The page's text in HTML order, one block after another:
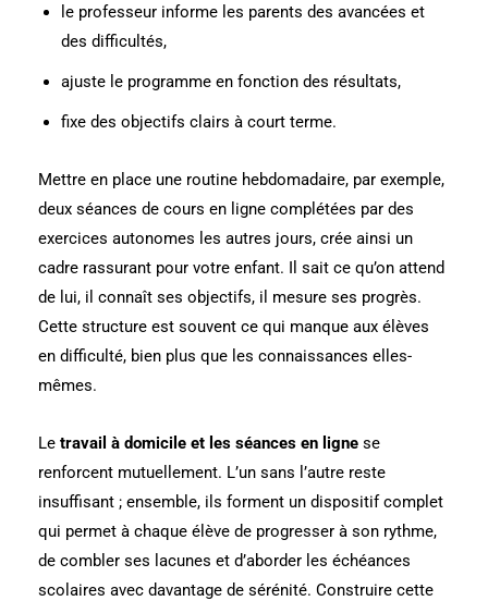
le professeur informe les parents des avancées et
des difficultés,
ajuste le programme en fonction des résultats,
fixe des objectifs clairs à court terme.
Mettre en place une routine hebdomadaire, par exemple,
deux séances de cours en ligne complétées par des
exercices autonomes les autres jours, crée ainsi un
cadre rassurant pour votre enfant. Il sait ce qu’on attend
de lui, il connaît ses objectifs, il mesure ses progrès.
Cette structure est souvent ce qui manque aux élèves
en difficulté, bien plus que les connaissances elles-
mêmes.
Le travail à domicile et les séances en ligne se
renforcent mutuellement. L’un sans l’autre reste
insuffisant ; ensemble, ils forment un dispositif complet
qui permet à chaque élève de progresser à son rythme,
de combler ses lacunes et d’aborder les échéances
scolaires avec davantage de sérénité. Construire cette